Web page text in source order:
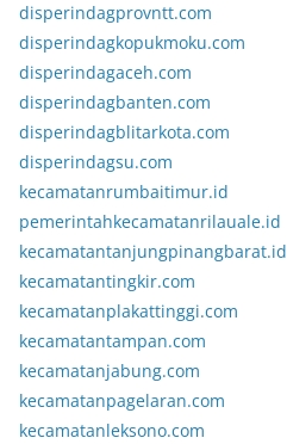
disperindagprovntt.com
disperindagkopukmoku.com
disperindagaceh.com
disperindagbanten.com
disperindagblitarkota.com
disperindagsu.com
kecamatanrumbaitimur.id
pemerintahkecamatanrilauale.id
kecamatantanjungpinangbarat.id
kecamatantingkir.com
kecamatanplakattinggi.com
kecamatantampan.com
kecamatanjabung.com
kecamatanpagelaran.com
kecamatanleksono.com